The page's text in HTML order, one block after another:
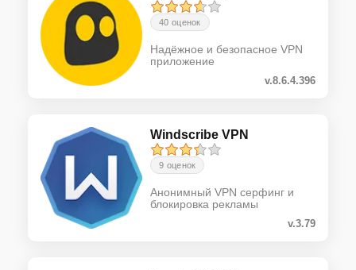
40 оценок
Надёжное и безопасное VPN
приложение
v.8.6.4.396
Windscribe VPN
9 оценок
Анонимный VPN серфинг и
блокировка рекламы
v.3.79